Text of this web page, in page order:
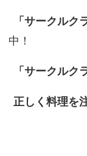
「サークルク
中！
「サークルク
正しく料理を